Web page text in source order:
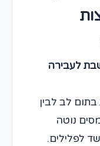
לעבירה
לב לבין
נוטה
לפלילים.